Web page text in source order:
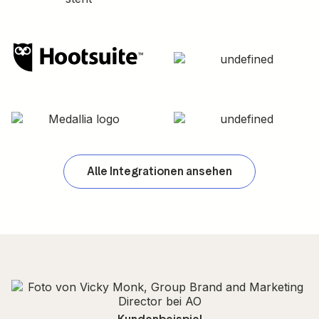
Alle Integrationen ansehen